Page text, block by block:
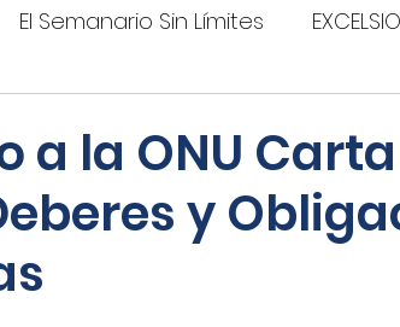
El Semanario Sin Límites
90.5 F.M.
CNN Español Nino Canún
a la ONU Carta
y